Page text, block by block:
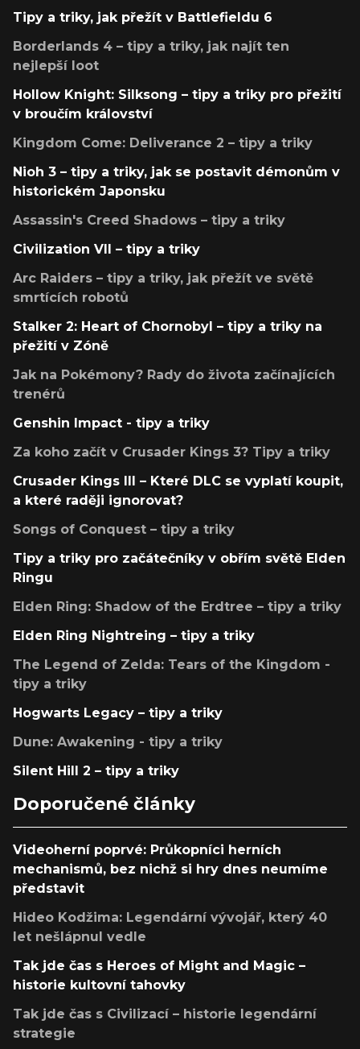
Tipy a triky, jak přežít v Battlefieldu 6
Borderlands 4 – tipy a triky, jak najít ten
nejlepší loot
Hollow Knight: Silksong – tipy a triky pro přežití
v broučím království
Kingdom Come: Deliverance 2 – tipy a triky
Nioh 3 – tipy a triky, jak se postavit démonům v
historickém Japonsku
Assassin's Creed Shadows – tipy a triky
Civilization VII – tipy a triky
Arc Raiders – tipy a triky, jak přežít ve světě
smrtících robotů
Stalker 2: Heart of Chornobyl – tipy a triky na
přežití v Zóně
Jak na Pokémony? Rady do života začínajících
trenérů
Genshin Impact - tipy a triky
Za koho začít v Crusader Kings 3? Tipy a triky
Crusader Kings III – Které DLC se vyplatí koupit,
a které raději ignorovat?
Songs of Conquest – tipy a triky
Tipy a triky pro začátečníky v obřím světě Elden
Ringu
Elden Ring: Shadow of the Erdtree – tipy a triky
Elden Ring Nightreing – tipy a triky
The Legend of Zelda: Tears of the Kingdom -
tipy a triky
Hogwarts Legacy – tipy a triky
Dune: Awakening - tipy a triky
Silent Hill 2 – tipy a triky
Doporučené články
Videoherní poprvé: Průkopníci herních
mechanismů, bez nichž si hry dnes neumíme
představit
Hideo Kodžima: Legendární vývojář, který 40
let nešlápnul vedle
Tak jde čas s Heroes of Might and Magic –
historie kultovní tahovky
Tak jde čas s Civilizací – historie legendární
strategie